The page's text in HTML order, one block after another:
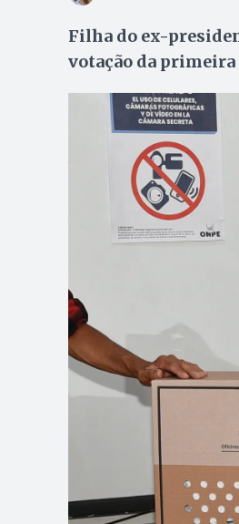
Filha do ex-
votação da primeira